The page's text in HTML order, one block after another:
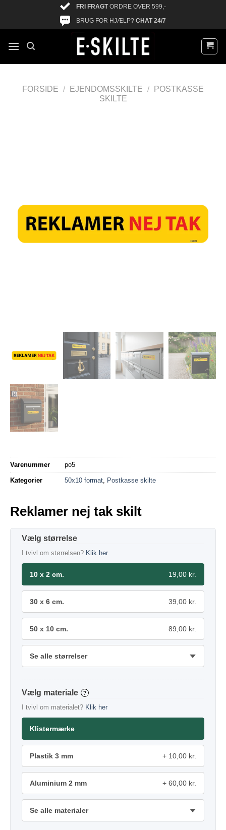
FRI FRAGTORDRE OVER 599,-
BRUG FOR HJÆLP? CHAT 24/7
FORSIDE / EJENDOMSSKILTE /
POSTKASSE
SKILTE
Varenummer po5
Kategorier 50x10 format Postkasse skilte
Reklamer nej tak skilt
størrelse
I tvivl om størrelsen? Klik her
10 x 2 cm. 19,00 kr.
30 x 6 cm. 39,00 kr.
50 x 10 cm. 89,00 kr.
Se alle størrelser
materiale ?
I tvivl om materialet? Klik her
Klistermærke
Plastik 3 mm 10,00 kr.
Aluminium 2 mm 60,00 kr.
Se alle materialer